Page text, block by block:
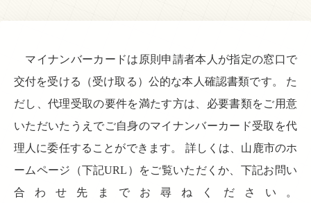
マイナンバーカードは原則申請者本人が指定の窓口で
交付を受ける（受け取る）公的な本人確認書類です。 た
だし、代理受取の要件を満たす方は、必要書類をご用意
いただいたうえでご自身のマイナンバーカード受取を代
理人に委任することができます。 詳しくは、山鹿市のホ
ームページ（下記URL）をご覧いただくか、下記お問い
合わせ先までお尋ねください。